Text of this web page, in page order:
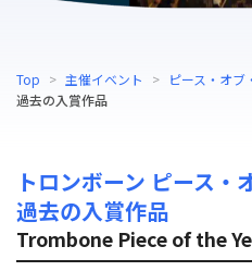
Top > 主催イベント > ピース・オブ
過去の入賞作品
トロンボーン ピース・
過去の入賞作品
Trombone Piece of the